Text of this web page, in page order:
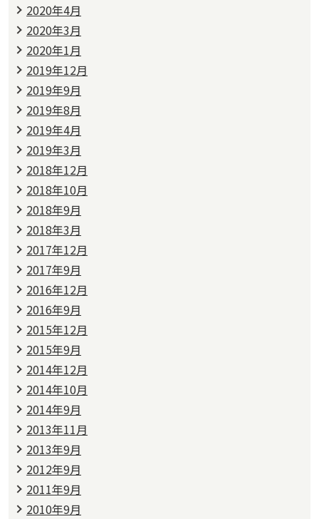
2020年4月
2020年3月
2020年1月
2019年12月
2019年9月
2019年8月
2019年4月
2019年3月
2018年12月
2018年10月
2018年9月
2018年3月
2017年12月
2017年9月
2016年12月
2016年9月
2015年12月
2015年9月
2014年12月
2014年10月
2014年9月
2013年11月
2013年9月
2012年9月
2011年9月
2010年9月